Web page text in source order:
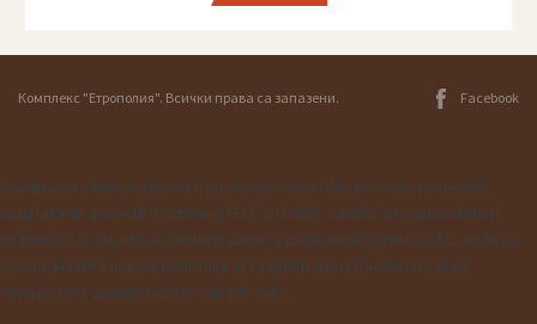
Комплекс "Етрополия". Всички права са запазени. Facebook
Във връзка с изпълнението и прилагането на Общ регламент относно
защитата на данните (Регламент (ЕС) 2016/679), с който се хармонизират
правилата за защита на личните данни в държавите-членки на ЕС, моля да
се запознаете с новата политика за съхранение на бисквитки, за да
продължите да използвате този уеб сайт.